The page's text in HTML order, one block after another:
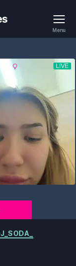
Menu